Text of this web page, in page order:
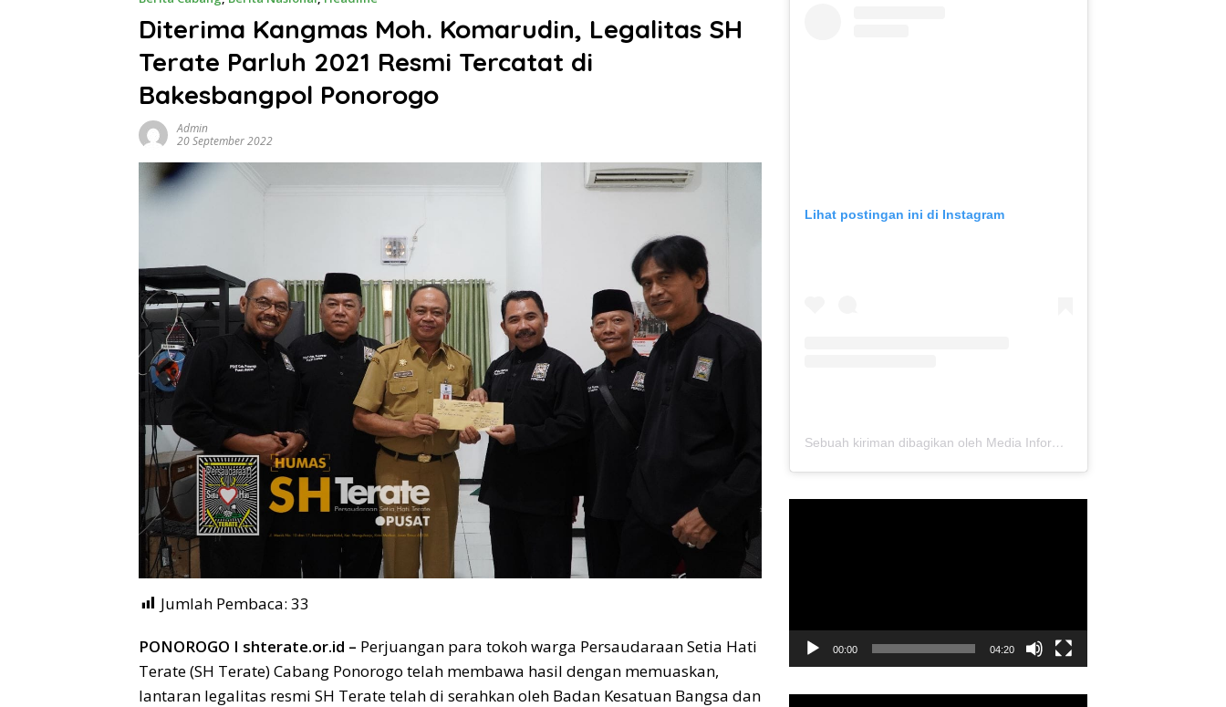
Diterima Kangmas Moh. Komarudin, Legalitas SH
Terate Parluh 2021 Resmi Tercatat di
Bakesbangpol Ponorogo
Admin
20 September 2022
Jumlah Pembaca: 33
PONOROGO I shterate.or.id – Perjuangan para tokoh warga Persaudaraan Setia Hati
Terate (SH Terate) Cabang Ponorogo telah membawa hasil dengan memuaskan,
lantaran legalitas resmi SH Terate telah di serahkan oleh Badan Kesatuan Bangsa dan
Lihat postingan ini di Instagram
Sebuah kiriman dibagikan oleh Media Informasi Dewan Pusat Persaudaraan Setia Hati Terate (@media.dewanpusat)
00:00 04:20